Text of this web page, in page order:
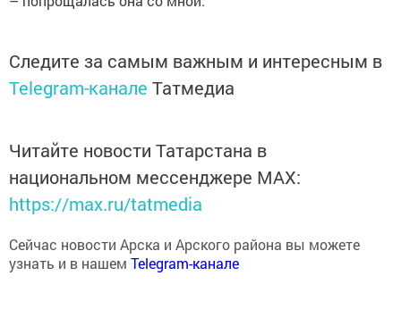
Следите за самым важным и интересным в
Telegram-канале Татмедиа
Читайте новости Татарстана в
национальном мессенджере MАХ:
https://max.ru/tatmedia
Сейчас новости Арска и Арского района вы можете
узнать и в нашемTelegram-канале